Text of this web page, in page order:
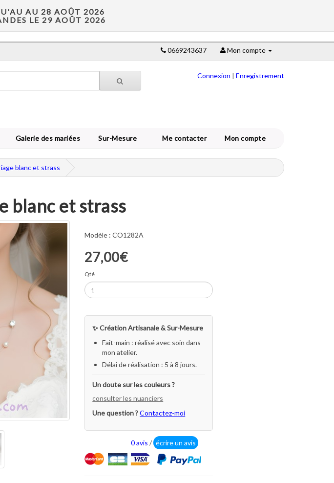
AU 28 AOÛT 2026
LE 29 AOÛT 2026
0669243637 Mon compte
Connexion | Enregistrement
Galerie des mariées Sur-Mesure Me contacter Mon compte
blanc et strass
blanc et strass
Modèle : CO1282A
27,00€
Qté
✨ Création Artisanale & Sur-Mesure
Fait-main : réalisé avec soin dans
mon atelier.
Délai de réalisation : 5 à 8 jours.
Un doute sur les couleurs ?
consulter les nuanciers
Une question ?Contactez-moi
0 avis / écrire un avis